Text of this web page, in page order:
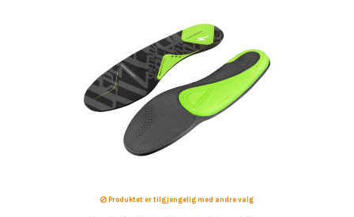
Produktet er tilgjengelig med andre valg